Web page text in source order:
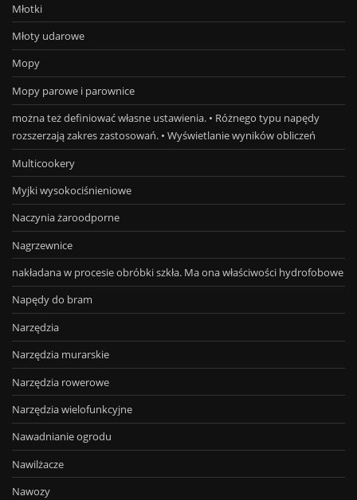
Młotki
Młoty udarowe
Mopy
Mopy parowe i parownice
można też definiować własne ustawienia. • Różnego typu napędy
rozszerzają zakres zastosowań. • Wyświetlanie wyników obliczeń
Multicookery
Myjki wysokociśnieniowe
Naczynia żaroodporne
Nagrzewnice
nakładana w procesie obróbki szkła. Ma ona właściwości hydrofobowe
Napędy do bram
Narzędzia
Narzędzia murarskie
Narzędzia rowerowe
Narzędzia wielofunkcyjne
Nawadnianie ogrodu
Nawilżacze
Nawozy